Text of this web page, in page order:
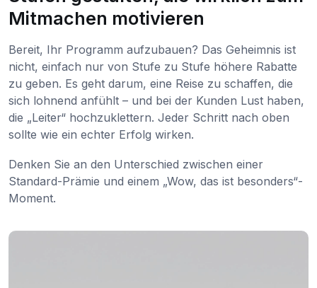
Mitmachen motivieren
Bereit, Ihr Programm aufzubauen? Das Geheimnis ist
nicht, einfach nur von Stufe zu Stufe höhere Rabatte
zu geben. Es geht darum, eine Reise zu schaffen, die
sich lohnend anfühlt – und bei der Kunden Lust haben,
die „Leiter“ hochzuklettern. Jeder Schritt nach oben
sollte wie ein echter Erfolg wirken.
Denken Sie an den Unterschied zwischen einer
Standard-Prämie und einem „Wow, das ist besonders“-
Moment.